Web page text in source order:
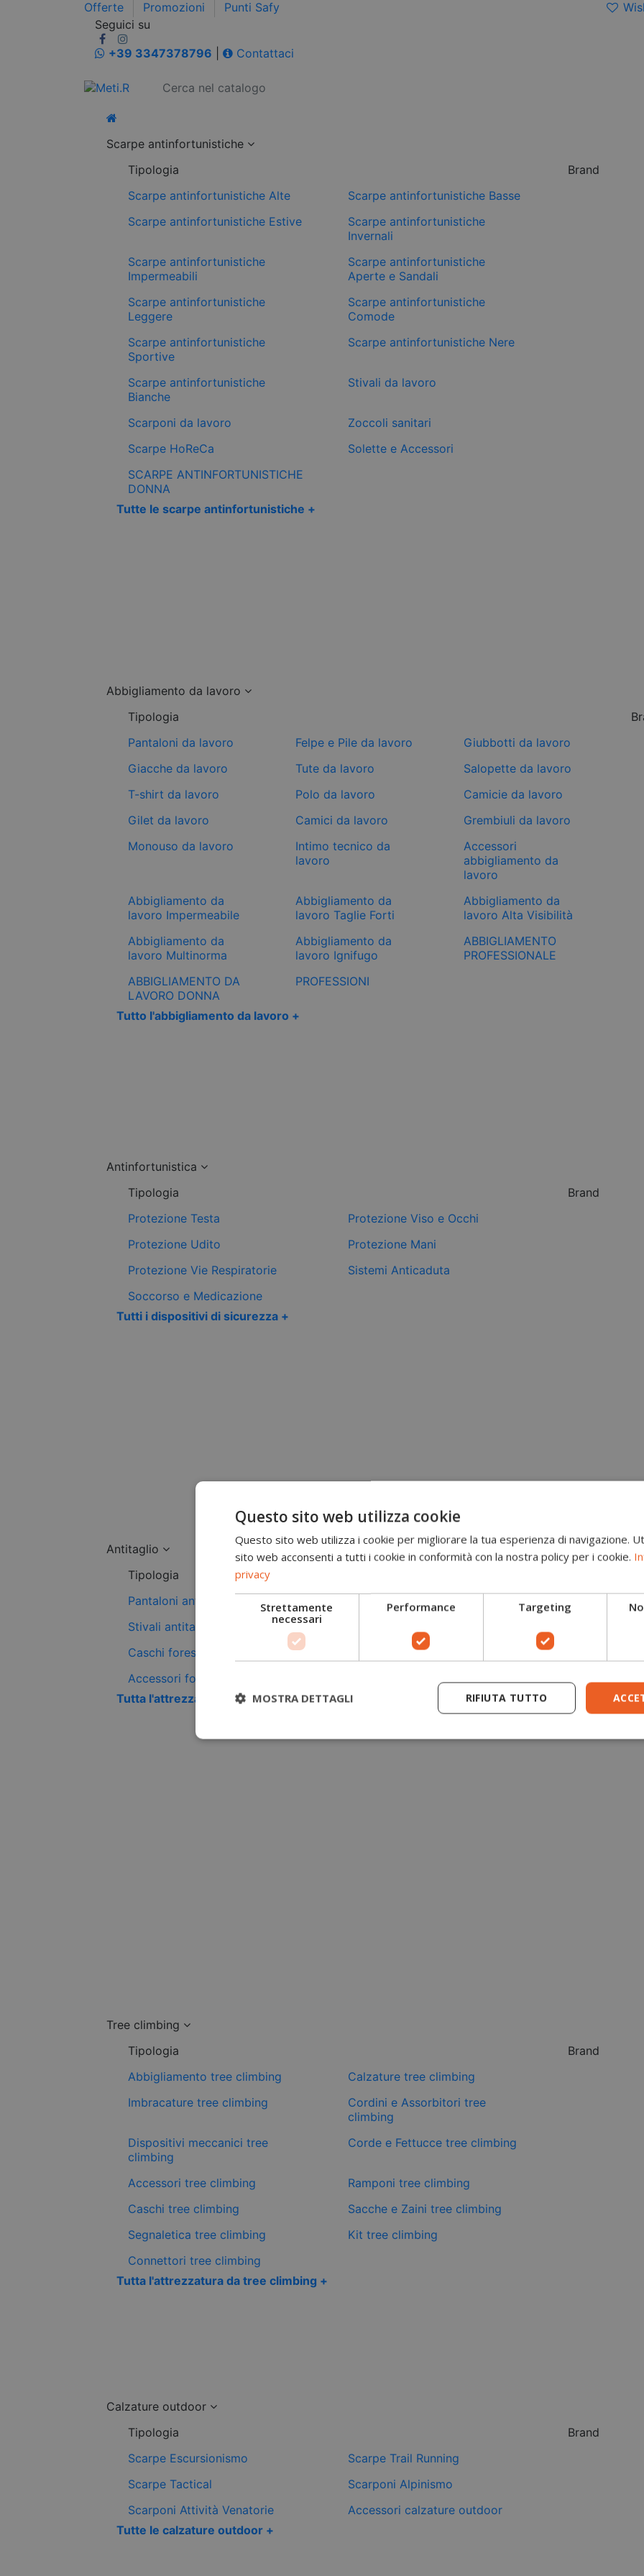
Offerte Promozioni Punti Safy
Seguici su
+39 3347378796
Contattaci
Scarpe antinfortunistiche
Tipologia
Scarpe antinfortunistiche Alte
Scarpe antinfortunistiche Basse
Scarpe antinfortunistiche Estive
Scarpe antinfortunistiche
Invernali
Scarpe antinfortunistiche
Impermeabili
Scarpe antinfortunistiche
Aperte e Sandali
Scarpe antinfortunistiche
Leggere
Scarpe antinfortunistiche
Comode
Scarpe antinfortunistiche
Sportive
Scarpe antinfortunistiche Nere
Scarpe antinfortunistiche
Bianche
Stivali da lavoro
Scarponi da lavoro
Zoccoli sanitari
Scarpe HoReCa
Solette e Accessori
SCARPE ANTINFORTUNISTICHE
DONNA
Tutte le scarpe antinfortunistiche +
Brand
Abbigliamento da lavoro
Tipologia
Pantaloni da lavoro
Felpe e Pile da lavoro
Giubbotti da lavoro
Giacche da lavoro
Tute da lavoro
Salopette da lavoro
T-shirt da lavoro
Polo da lavoro
Camicie da lavoro
Gilet da lavoro
Camici da lavoro
Grembiuli da lavoro
Monouso da lavoro
Intimo tecnico da
lavoro
Accessori
abbigliamento da
lavoro
Abbigliamento da
lavoro Impermeabile
Abbigliamento da
lavoro Taglie Forti
Abbigliamento da
lavoro Alta Visibilità
Abbigliamento da
lavoro Multinorma
Abbigliamento da
lavoro Ignifugo
ABBIGLIAMENTO
PROFESSIONALE
ABBIGLIAMENTO DA
LAVORO DONNA
PROFESSIONI
Tutto l'abbigliamento da lavoro +
Antinfortunistica
Tipologia
Protezione Testa
Protezione Viso e Occhi
Protezione Udito
Protezione Mani
Protezione Vie Respiratorie
Sistemi Anticaduta
Soccorso e Medicazione
Tutti i dispositivi di sicurezza +
Brand
Antitaglio
Tipologia
Pantaloni antitaglio
Scarponi antitaglio
Stivali antitaglio
Caschi forestali
Giacche forestali
Accessori forestali
Tutta l'attrezzatura antitaglio +
Tree climbing
Tipologia
Abbigliamento tree climbing
Calzature tree climbing
Imbracature tree climbing
Cordini e Assorbitori tree
climbing
Dispositivi meccanici tree
climbing
Corde e Fettucce tree climbing
Accessori tree climbing
Ramponi tree climbing
Caschi tree climbing
Sacche e Zaini tree climbing
Segnaletica tree climbing
Kit tree climbing
Connettori tree climbing
Tutta l'attrezzatura da tree climbing +
Brand
Calzature outdoor
Tipologia
Scarpe Escursionismo
Scarpe Trail Running
Scarpe Tactical
Scarponi Alpinismo
Scarponi Attività Venatorie
Accessori calzature outdoor
Tutte le calzature outdoor +
Brand
Questo sito web utilizza cookie
Questo sito web utilizza i cookie per migliorare la tua esperienza di navigazione.
sito web acconsenti a tutti i cookie in conformità con la nostra policy per i cookie.
privacy
Strettamente
necessari
Performance Targeting
RIFIUTA TUTTO
MOSTRA DETTAGLI